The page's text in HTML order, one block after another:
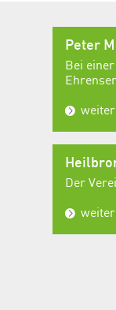
Peter
Bei
Der